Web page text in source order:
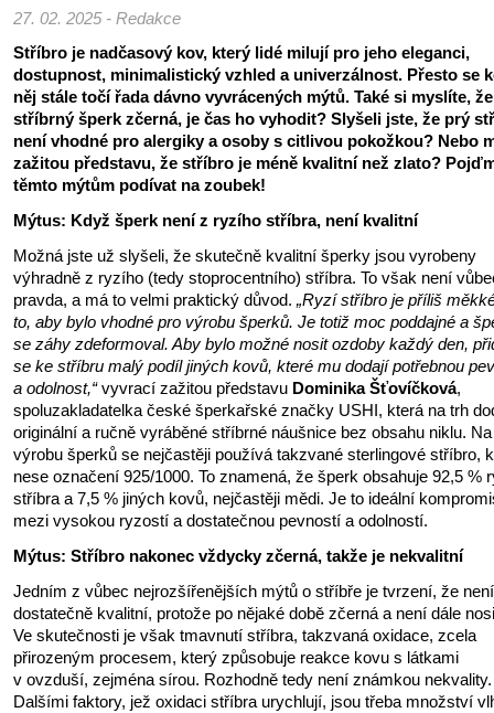
27. 02. 2025 - Redakce
Stříbro je nadčasový kov, který lidé milují pro jeho eleganci,
dostupnost, minimalistický vzhled a univerzálnost. Přesto se
něj stále točí řada dávno vyvrácených mýtů. Také si myslíte,
stříbrný šperk zčerná, je čas ho vyhodit? Slyšeli jste, že prý
není vhodné pro alergiky a osoby s citlivou pokožkou? Nebo
zažitou představu, že stříbro je méně kvalitní než zlato?
těmto mýtům podívat na zoubek!
Mýtus: Když šperk není z ryzího stříbra, není kvalitní
Možná jste už slyšeli, že skutečně kvalitní šperky jsou vyrobeny
výhradně z ryzího (tedy stoprocentního) stříbra. To však není
pravda, a má to velmi praktický důvod. „Ryzí stříbro je příliš
to, aby bylo vhodné pro výrobu šperků. Je totiž moc poddajné a
se záhy zdeformoval. Aby bylo možné nosit ozdoby každý den,
se ke stříbru malý podíl jiných kovů, které mu dodají potřebnou
a odolnost,“vyvrací zažitou představu Dominika Šťovíčková,
spoluzakladatelka české šperkařské značky USHI, která na trh
originální a ručně vyráběné stříbrné náušnice bez obsahu niklu. Na
výrobu šperků se nejčastěji používá takzvané sterlingové stříbro,
nese označení 925/1000. To znamená, že šperk obsahuje 92,5 %
stříbra a 7,5 % jiných kovů, nejčastěji mědi. Je to ideální
mezi vysokou ryzostí a dostatečnou pevností a odolností.
Mýtus: Stříbro nakonec vždycky zčerná, takže je nekvalitní
Jedním z vůbec nejrozšířenějších mýtů o stříbře je tvrzení, že není
dostatečně kvalitní, protože po nějaké době zčerná a není dále
Ve skutečnosti je však tmavnutí stříbra, takzvaná oxidace, zcela
přirozeným procesem, který způsobuje reakce kovu s látkami
v ovzduší, zejména sírou. Rozhodně tedy není známkou nekvality.
Dalšími faktory, jež oxidaci stříbra urychlují, jsou třeba množství